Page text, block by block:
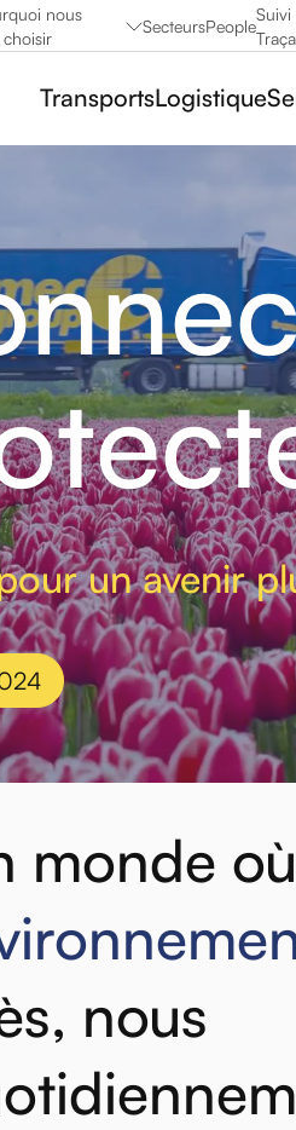
nous
choisir
SecteursPeople
Suivi
TransportsLogistique
un avenir
monde où
nous